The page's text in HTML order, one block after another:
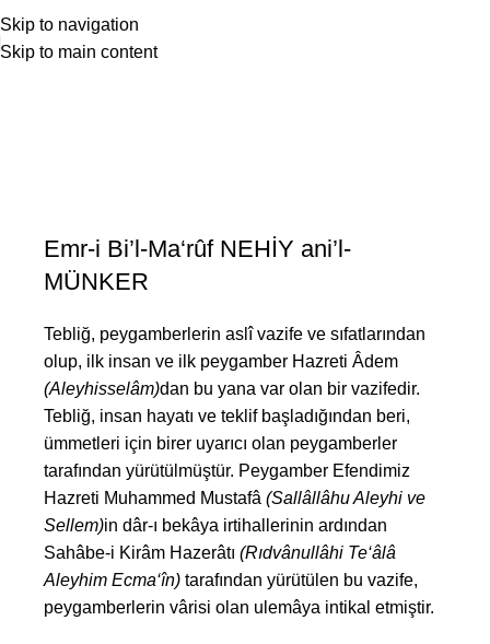
Skip to navigation
Skip to main content
Emr-i Bi’l-Ma‘rûf NEHİY ani’l-
MÜNKER
Tebliğ, peygamberlerin aslî vazife ve sıfatlarından
olup, ilk insan ve ilk peygamber Hazreti Âdem
(Aleyhisselâm)dan bu yana var olan bir vazifedir.
Tebliğ, insan hayatı ve teklif başladığından beri,
ümmetleri için birer uyarıcı olan peygamberler
tarafından yürütülmüştür. Peygamber Efendimiz
Hazreti Muhammed Mustafâ (Sallâllâhu Aleyhi ve
Sellem)in dâr-ı bekâya irtihallerinin ardından
Sahâbe-i Kirâm Hazerâtı (Rıdvânullâhi Te‘âlâ
Aleyhim Ecma‘în) tarafından yürütülen bu vazife,
peygamberlerin vârisi olan ulemâya intikal etmiştir.